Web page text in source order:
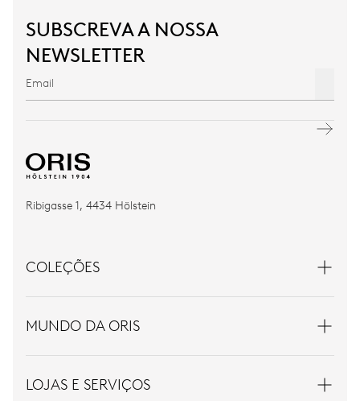
SUBSCREVA A NOSSA
NEWSLETTER
Ribigasse 1, 4434 Hölstein
COLEÇÕES
MUNDO DA ORIS
LOJAS E SERVIÇOS